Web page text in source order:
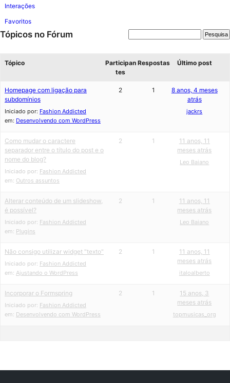
Interações
Favoritos
Tópicos no Fórum
Tópico
Participan
tes
Respostas Último post
Homepage com ligação para
subdomínios
Iniciado por: Fashion Addicted
em: Desenvolvendo com WordPress
2 1
8 anos, 4 meses
atrás
jackrs
Como mudar o caractere
separador entre o título do post e o
nome do blog?
Iniciado por: Fashion Addicted
em: Outros assuntos
2 1
11 anos, 11
meses atrás
Leo Baiano
Alterar conteúdo de um slideshow,
é possível?
Iniciado por: Fashion Addicted
em: Plugins
2 1
11 anos, 11
meses atrás
Leo Baiano
Não consigo utilizar widget "texto"
Iniciado por: Fashion Addicted
em: Ajustando o WordPress
2 1
11 anos, 11
meses atrás
italoalberto
Incorporar o Formspring
Iniciado por: Fashion Addicted
em: Desenvolvendo com WordPress
2 1
15 anos, 3
meses atrás
topmusicas_org